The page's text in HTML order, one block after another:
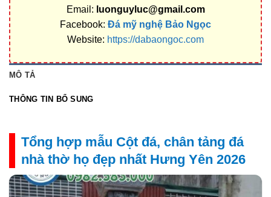
Email: luonguyluc@gmail.com
Facebook: Đá mỹ nghệ Bảo Ngọc
Website: https://dabaongoc.com
MÔ TẢ
THÔNG TIN BỔ SUNG
Tổng hợp mẫu Cột đá, chân tảng đá
nhà thờ họ đẹp nhất Hưng Yên 2026